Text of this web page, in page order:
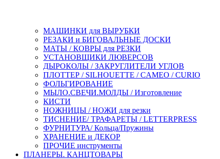
МАШИНКИ для ВЫРУБКИ
РЕЗАКИ и БИГОВАЛЬНЫЕ ДОСКИ
МАТЫ / КОВРЫ для РЕЗКИ
УСТАНОВЩИКИ ЛЮВЕРСОВ
ДЫРОКОЛЫ / ЗАКРУГЛИТЕЛИ УГЛОВ
ПЛОТТЕР / SILHOUETTE / CAMEO / CURIO
ФОЛЬГИРОВАНИЕ
МЫЛО.СВЕЧИ.МОЛДЫ / Изготовление
КИСТИ
НОЖНИЦЫ / НОЖИ для резки
ТИСНЕНИЕ/ ТРАФАРЕТЫ / LETTERPRESS
ФУРНИТУРА/ Кольца/Пружины
ХРАНЕНИЕ и ДЕКОР
ПРОЧИЕ инструменты
ПЛАНЕРЫ. КАНЦТОВАРЫ